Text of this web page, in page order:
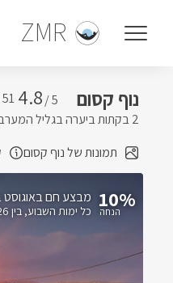
ZMR
נוף קסום 5 /
4.8
2 בקתות ביערה בגליל המערבי
תמונות של נוף קסום
10% כל ימות השבוע בין 06.08.2026 עד 31.08.2026